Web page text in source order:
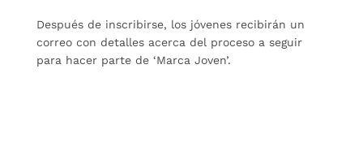
Después de inscribirse, los jóvenes recibirán un
correo con detalles acerca del proceso a seguir
para hacer parte de ‘Marca Joven’.